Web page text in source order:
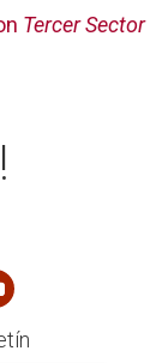
Tercer Sector